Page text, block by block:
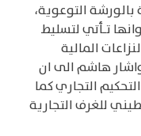
التوعوية،
تـأتي لتسليط
المالية
واشار هاشم الى ان
التجاري كما
للغرف التجارية